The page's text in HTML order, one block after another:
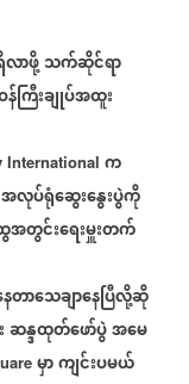
ာဖို့သက်ဆိုင်ရာ
ကြီးချုပ်အထူး
International က
အလုပ်ရုံဆွေးနွေးပွဲကို
တွင်းရေးမှူးတက်
တာသေချာနေပြီလို့ဆို
ဆန္ဒထုတ်ဖော်ပွဲအမေ
မှာကျင်းပမယ်